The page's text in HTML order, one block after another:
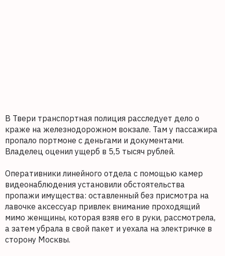
В Твери транспортная полиция расследует дело о
краже на железнодорожном вокзале. Там у пассажира
пропало портмоне с деньгами и документами.
Владелец оценил ущерб в 5,5 тысяч рублей.
Оперативники линейного отдела с помощью камер
видеонаблюдения установили обстоятельства
пропажи имущества: оставленный без присмотра на
лавочке аксессуар привлек внимание проходящий
мимо женщины, которая взяв его в руки, рассмотрела,
а затем убрала в свой пакет и уехала на электричке в
сторону Москвы.